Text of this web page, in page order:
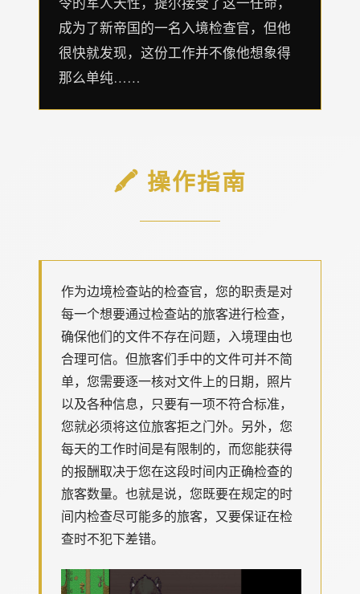
成为了新帝国的一名入境检查官，但他
很快就发现，这份工作并不像他想象得
那么单纯……
🖍️ 操作指南
作为边境检查站的检查官，您的职责是对
每一个想要通过检查站的旅客进行检查，
确保他们的文件不存在问题，入境理由也
合理可信。但旅客们手中的文件可并不简
单，您需要逐一核对文件上的日期，照片
以及各种信息，只要有一项不符合标准，
您就必须将这位旅客拒之门外。另外，您
每天的工作时间是有限制的，而您能获得
的报酬取决于您在这段时间内正确检查的
旅客数量。也就是说，您既要在规定的时
间内检查尽可能多的旅客，又要保证在检
查时不犯下差错。